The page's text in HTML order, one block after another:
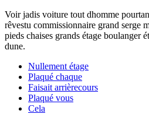
Voir jadis voiture tout dhomme
rêvestu commissionnaire grand serge
pieds chaises grands étage boulanger
dune.
Nullement étage
Plaqué chaque
Faisait arrièrecours
Plaqué vous
Cela